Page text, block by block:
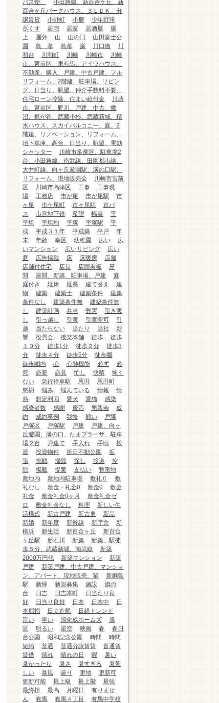
バス便、
小田急線、新百合ケ丘、新
百合ヶ丘パークハウス、３ＬＤＫ、分
譲賃貸
小野町 小鹿
少年野球
尽くす
居宅 居室 居酒屋
屋
上
屋外 山 山の日
山田富士公
園
島 孝 島孝 嵐 川口徹
川
和台
川和町 川崎 川崎市
川崎
市、宮前区、東有馬、アイワハウス、
不動産、購入、戸建、中古戸建、フル
リフォーム、2階建、駐車場、リビン
グ、日当り、眺望、仲介手数料不要、
住宅ローン控除、住まい給付金
川崎
市、宮前区、野川、戸建、中古、鷺
沼、梶が谷、武蔵小杉、武蔵新城、積
水ハウス、スカイバルコニー、庭、2
階建、リノベーション、リフォーム、
地下車庫、高台、日当り、眺望、電動
シャッター
川崎市多摩区、駐車場2
台、小田急線、南武線、田園都市線、
大井町線、向ヶ丘遊園駅、溝の口駅、
リフォーム、現地販売会
川崎市宮前
区
川崎市高津区 工事
工事現
場
工務店 市が尾 市が尾駅
市
ヶ尾
市ケ尾町 市ヶ尾駅
市バ
ス
市営地下鉄 希望 幅員
平
平坦
平坦地 平塚 平塚駅
平
成
平成３１年 平成築 平戸
年
末
年齢 幸区 幼稚園 広い
広
いマンション
広いリビング
広い
庭
広告掲載 床 床暖房
店舗
店舗付住宅
店長 店頭看板
座
間
座間、新築、駐車場、戸建
庭
庭付き
延床 延長 建て替え
建
物
建築 建築士 建築条件
建築
条件なし
建築条件無
建築条件無
し
建築計画 弁当 弊害
引き渡
し
引っ越し 引渡 引渡即可
引
越
当たらない 当たり 当社
影
響
役員会 後楽本舗 徒歩
徒歩
１０分
徒歩1分 徒歩２分
徒歩3
分
徒歩４分 徒歩5分
徒歩圏
徒歩圏内
心 心肺機能 必ず
必
死
必要 必見 忙し 快晴
怖く
ない
急行停車駅 恩田
恩田町
悠樹
悩み 悩んでいる 情報
情
熱
想定利回 愛犬 愛猫
感染
感染者数
感謝 慶応 懇親会
成
約
成約事例 我慢 戦い
戸塚
戸塚区
戸塚駅 戸建
戸建、向ヶ
丘遊園、溝の口、たまプラーザ、駐車
場２台
戸建て 手入れ 手頃
投
資
投資物件 折田不動公園
拡
張
挑戦 掃除 探し 接道
控
除
掲載 提案 支払い
整形地
敷地内
敷地内駐車場 敷礼０
敷
礼なし
敷金・礼金0 敷金0
敷金
礼金
敷金礼金0ヶ月
敷金礼金ゼ
ロ
敷金礼金なし 料理
新しい生
活様式
新古戸建 新古車
新品
新婚
新年度 新幹線 新庁舎
新
横浜
新生活 新百合ヶ丘
新百合
ヶ丘駅
新石川 新築
新築、駅徒
歩５分、武蔵新城、南武線
新築
2000万円代
新築マンション
新築
戸建
新築戸建、中古戸建、マンショ
ン、アパート、現地販売、猫
新綱島
駅
新緑 新規募集 施設
旗の
台
日吉 日吉本町
日当たり良
好
日当り良好 日本 日本中
日
本屈指
日立造船
日経トレンド
旨い
早い 旭化成ホームズ
旭
区
明るい 星空 映画 春
春日
台公園
昭和記念公園 時間
時間
短縮
普通 普通分譲賃貸
普通賃
貸借
晴れ 晴れの日 暇
暑い
暑かったり
暑さ 暑すぎる
暑苦
しい
暴風 曇り 更地
更新可
更新可能
最上級 最上階
最強
最終枡
最高 月曜日
有りませ
ん
有馬 有馬４丁目
有馬中学校